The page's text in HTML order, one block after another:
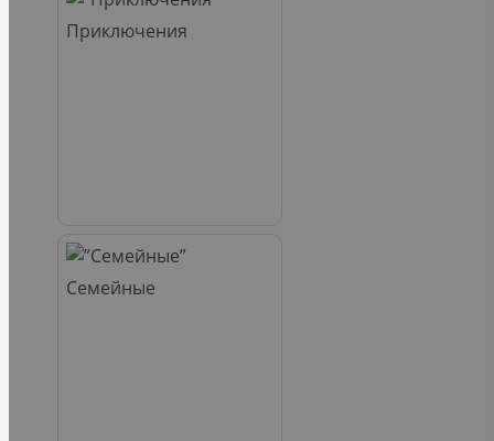
Приключения
Семейные